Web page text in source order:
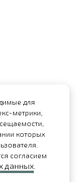
для
метрики,
которых
согласием
данных